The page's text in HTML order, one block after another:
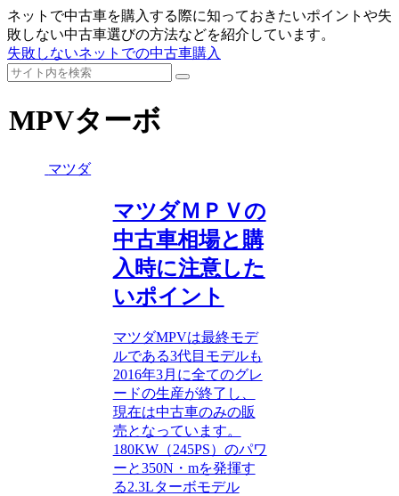
ネットで中古車を購入する際に知っておきたいポイントや失
敗しない中古車選びの方法などを紹介しています。
失敗しないネットでの中古車購入
MPVターボ
マツダ
マツダＭＰＶの
中古車相場と購
入時に注意した
いポイント
マツダMPVは最終モデ
ルである3代目モデルも
2016年3月に全てのグレ
ードの生産が終了し、
現在は中古車のみの販
売となっています。
180KW（245PS）のパワ
ーと350N・mを発揮す
る2.3Lターボモデル